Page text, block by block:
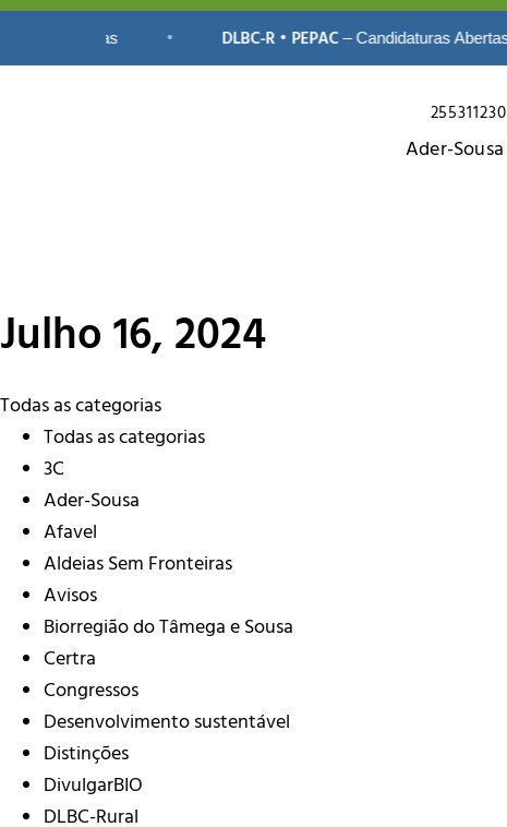
DLBC-R • PEPAC– Candidaturas Abertas
255311230
Ader-Sousa
Julho 16, 2024
Todas as categorias
Todas as categorias
3C
Ader-Sousa
Afavel
Aldeias Sem Fronteiras
Avisos
Biorregião do Tâmega e Sousa
Certra
Congressos
Desenvolvimento sustentável
Distinções
DivulgarBIO
DLBC-Rural